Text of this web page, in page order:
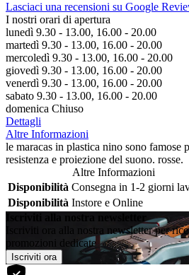
Lasciaci una recensioni su Google
I nostri orari di apertura
lunedì 9.30 - 13.00, 16.00 - 20.00
martedì 9.30 - 13.00, 16.00 - 20.00
mercoledì 9.30 - 13.00, 16.00 - 20.00
giovedì 9.30 - 13.00, 16.00 - 20.00
venerdì 9.30 - 13.00, 16.00 - 20.00
sabato 9.30 - 13.00, 16.00 - 20.00
domenica Chiuso
Dettagli
Altre Informazioni
le maracas in plastica nino sono famose
resistenza e proiezione del suono. rosse.
Altre Informazioni
Disponibilità Consegna in 1-2 giorni
Disponibilità Instore e Online
Iscriviti alla nostra newsletter
Iscriviti ora alla nostra newsletter per
promozioni dedicate
Iscriviti ora